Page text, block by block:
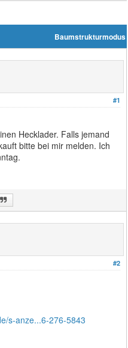
Baumstrukturmodus
#1
Hecklader. Falls jemand
bitte bei mir melden. Ich
#2
s-anze...6-276-5843